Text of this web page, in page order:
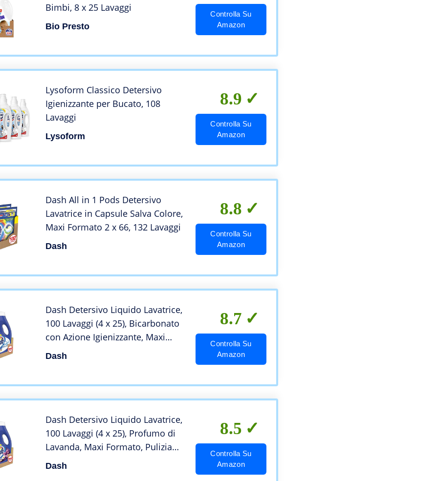
Bimbi, 8 x 25 Lavaggi
Bio Presto
Controlla Su
Amazon
Lysoform Classico Detersivo
Igienizzante per Bucato, 108
Lavaggi
Lysoform
8.9
Controlla Su
Amazon
Dash All in 1 Pods Detersivo
Lavatrice in Capsule Salva Colore,
Maxi Formato 2 x 66, 132 Lavaggi
Dash
8.8
Controlla Su
Amazon
Dash Detersivo Liquido Lavatrice,
100 Lavaggi (4 x 25), Bicarbonato
con Azione Igienizzante, Maxi
Formato, Pulizia Profonda, Per
Dash
8.7
Controlla Su
Amazon
Dash Detersivo Liquido Lavatrice,
100 Lavaggi (4 x 25), Profumo di
Lavanda, Maxi Formato, Pulizia
Profonda, Per Tutti I Capi
Dash
8.5
Controlla Su
Amazon